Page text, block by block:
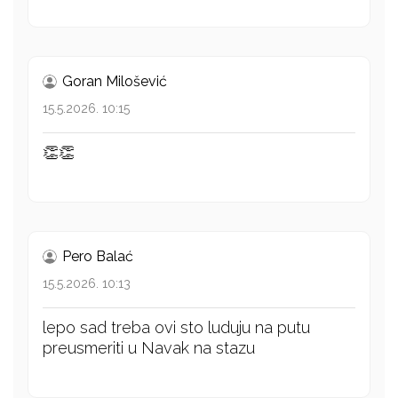
Goran Milošević
15.5.2026. 10:15
👏👏
Pero Balać
15.5.2026. 10:13
lepo sad treba ovi sto luduju na putu
preusmeriti u Navak na stazu